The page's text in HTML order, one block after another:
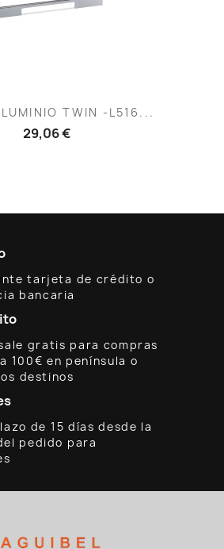
TWIN -L516...
29,06 €
tarjeta de crédito o
bancaria
gratis para compras
100€ en península o
destinos
de 15 días desde la
pedido para